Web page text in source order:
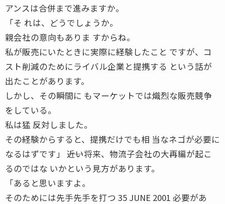
アンスは合併まで進みますか。
「そ れは、どうでしょうか。
親会社の意向もありま すからね。
私が販売にいたときに実際に経験したこと ですが、コ
スト削減のためにライバル企業と提携する という話が
出たことがあります。
しかし、その瞬間に もマーケットでは熾烈な販売競争
をしている。
私は猛 反対しました。
その経験からすると、提携だけでも相 当なネゴが必要に
なるはずです」 ――近い将来、物流子会社の大再編が起こ
るのではな いかという見方があります。
「あると思いますよ。
そのためには先手先手を打つ 35 JUNE 2001 必要があ